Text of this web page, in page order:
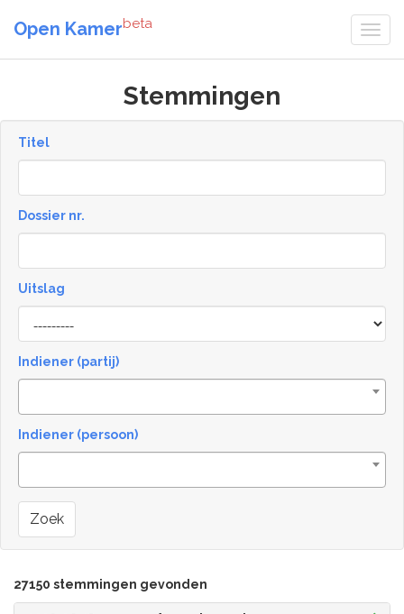
Open Kamerbeta
Stemmingen
Titel
Dossier nr.
Uitslag
Result
Indiener (partij)
Indiener (persoon)
Zoek
27150 stemmingen gevonden